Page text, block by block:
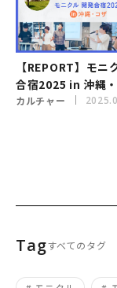
【REPORT】モニ
合宿2025 in 沖縄
カルチャー
Tagすべてのタグ